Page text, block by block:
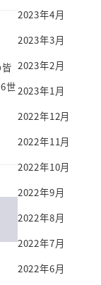
世
2023年4月
2023年3月
2023年2月
2023年1月
2022年12月
2022年11月
2022年10月
2022年9月
2022年8月
2022年7月
2022年6月